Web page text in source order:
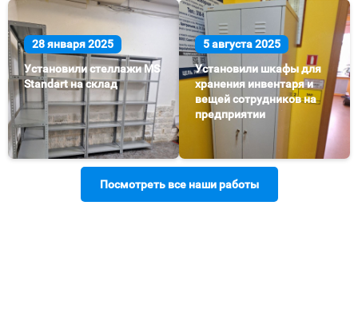
28 января 2025
Установили стеллажи MS
Standart на склад
5 августа 2025
Установили шкафы для
хранения инвентаря и
вещей сотрудников на
предприятии
Посмотреть все наши работы